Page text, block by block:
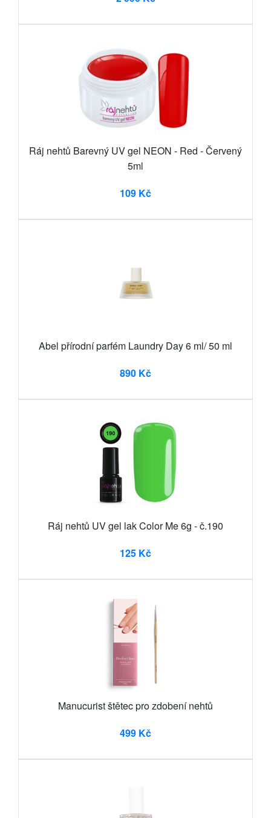
Ráj nehtů Barevný UV gel NEON - Red - Červený
5ml
109 Kč
Abel přírodní parfém Laundry Day 6 ml/ 50 ml
890 Kč
Ráj nehtů UV gel lak Color Me 6g - č.190
125 Kč
Manucurist štětec pro zdobení nehtů
499 Kč